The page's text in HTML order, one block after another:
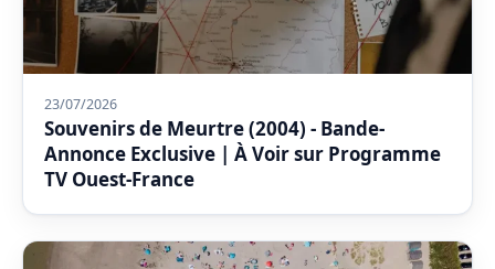
23/07/2026
Souvenirs de Meurtre (2004) - Bande-
Annonce Exclusive | À Voir sur Programme
TV Ouest-France